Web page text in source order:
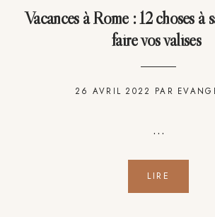
Vacances à Rome : 12 choses à
faire vos valises
26 AVRIL 2022 PAR
…
LIRE